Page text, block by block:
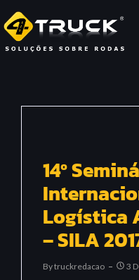
14º
Logística
– SILA
ByTruckredacao 3